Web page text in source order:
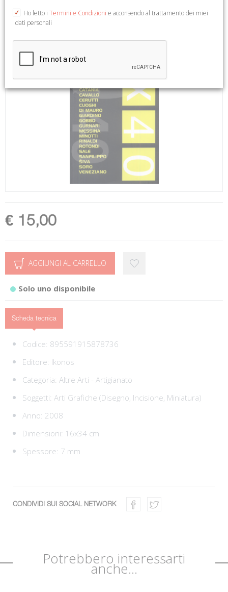
€ 15,00
AGGIUNGI AL CARRELLO
Solo uno disponibile
Scheda tecnica
Codice: 895591915878736
Editore: Ikonos
Categoria: Altre Arti - Artigianato
Soggetti: Arti Grafiche (Disegno, Incisione, Miniatura)
Anno: 2008
Dimensioni: 16x34 cm
Spessore: 7 mm
CONDIVIDI SUI SOCIAL NETWORK
Potrebbero interessarti
anche...
Ho letto i Termini e Condizioni e acconsendo al trattamento dei miei
dati personali